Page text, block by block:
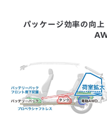
パッケージ効率の向